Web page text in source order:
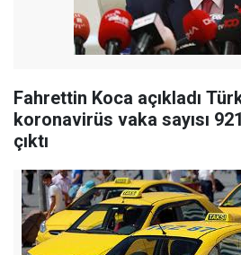
Fahrettin Koca açıkladı
koronavirüs vaka sayısı
çıktı